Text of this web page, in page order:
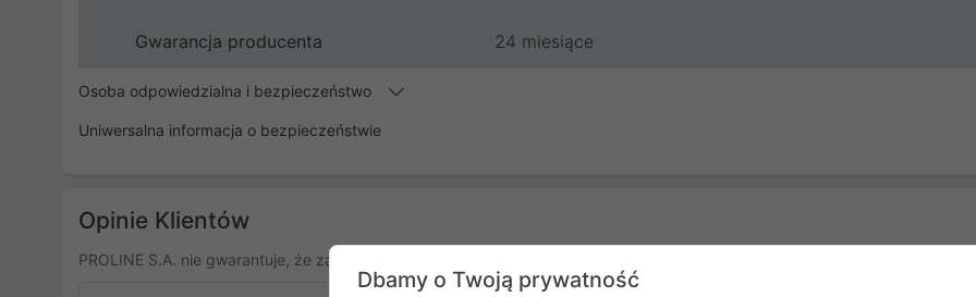
Gwarancja producenta 24 miesiące
Osoba odpowiedzialna i bezpieczeństwo
Uniwersalna informacja o bezpieczeństwie
Opinie Klientów
PROLINE S.A. nie gwarantuje, że zamieszczone opinie pochodzą od osób, które zakupiły lub używały dany produkt.
Dbamy o Twoją prywatność